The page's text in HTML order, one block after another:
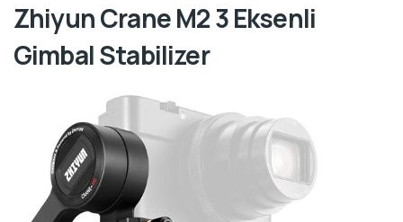
Zhiyun Crane M2 3 Eksenli
Gimbal Stabilizer